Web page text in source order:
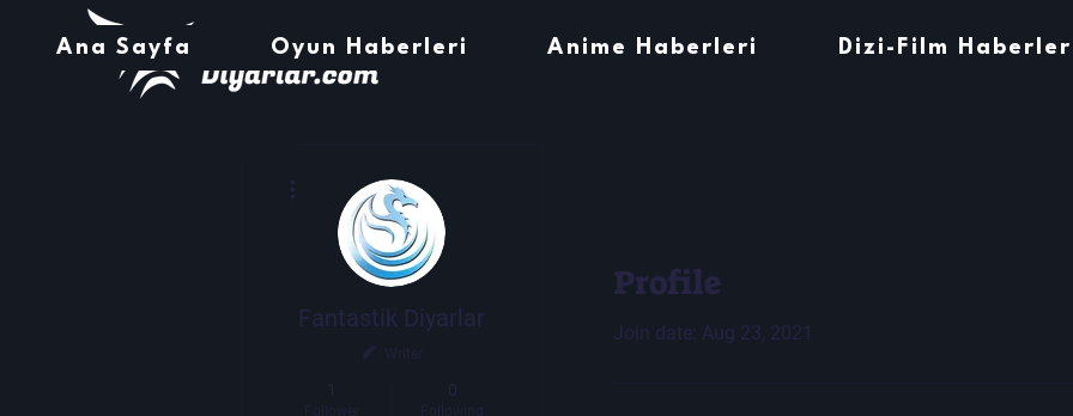
Ana Sayfa Oyun Haberleri Anime Haberleri Dizi-Film
Profile
Join date: Aug 23, 2021
Fantastik Diyarlar
1 0